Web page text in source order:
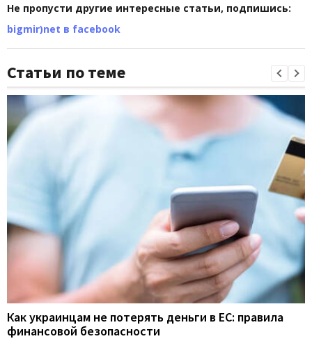
Не пропусти другие интересные статьи, подпишись:
bigmir)net в facebook
Статьи по теме
Как украинцам не потерять деньги в ЕС: правила
финансовой безопасности